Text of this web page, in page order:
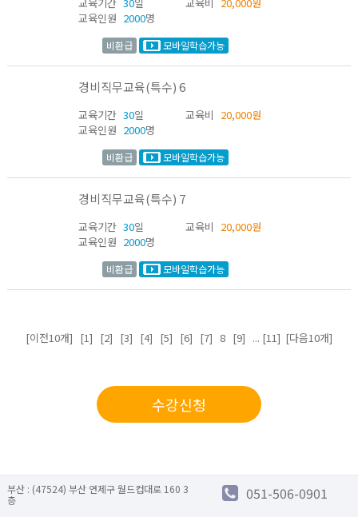
교육인원 2000명
비환급 모바일학습가능
경비직무교육(특수) 6
교육기간 30일 교육비 20,000원
교육인원 2000명
비환급 모바일학습가능
경비직무교육(특수) 7
교육기간 30일 교육비 20,000원
교육인원 2000명
비환급 모바일학습가능
[이전10개] [1] [2] [3] [4] [5] [6] [7] 8 [9] ... [11] [다음10개]
수강신청
부산 : (47524) 부산 연제구 월드컵대로 160 3
층
051-506-0901